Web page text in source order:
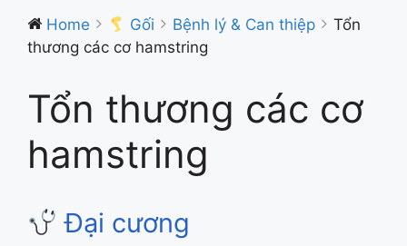
Home Gối Bệnh lý & Can thiệp
Tổn
thương các cơ hamstring
Tổn thương các cơ
hamstring
Đại cương